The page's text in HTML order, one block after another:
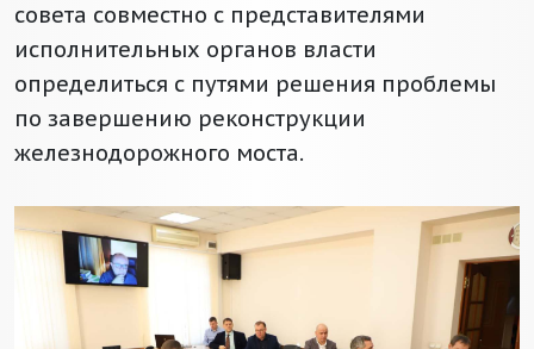
совета совместно с представителями
исполнительных органов власти
определиться с путями решения проблемы
по завершению реконструкции
железнодорожного моста.